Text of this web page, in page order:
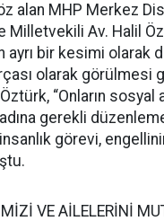
alan MHP Merkez
Milletvekili Av. Halil
ayrı bir kesimi olarak
olarak görülmesi
“Onların sosyal
gerekli
görevi,
VE AİLELERİNİ